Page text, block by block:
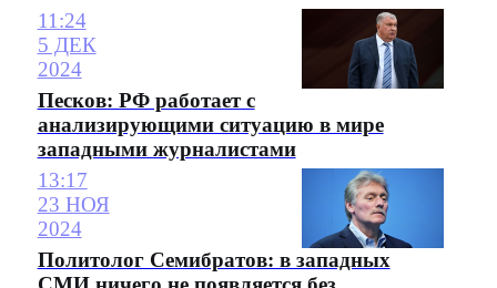
11:24
5 ДЕК
2024
Песков: РФ работает с
анализирующими ситуацию в мире
западными журналистами
13:17
23 НОЯ
2024
Политолог Семибратов: в западных